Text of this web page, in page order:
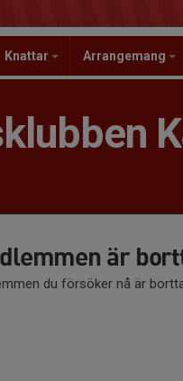
Knattar Arrangemang
är
du försöker nå är